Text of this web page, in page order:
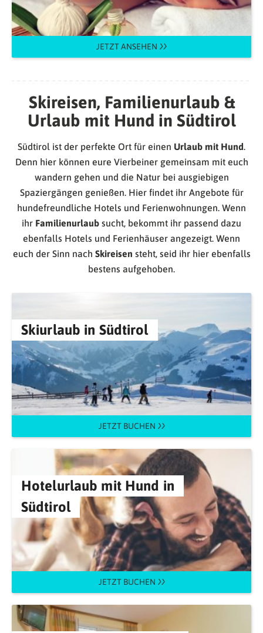
JETZT ANSEHEN
Skireisen, Familienurlaub &
Urlaub mit Hund in Südtirol
Südtirol ist der perfekte Ort für einen Urlaub mit Hund.
Denn hier können eure Vierbeiner gemeinsam mit euch
wandern gehen und die Natur bei ausgiebigen
Spaziergängen genießen. Hier findet ihr Angebote für
hundefreundliche Hotels und Ferienwohnungen. Wenn
ihr Familienurlaub sucht, bekommt ihr passend dazu
ebenfalls Hotels und Ferienhäuser angezeigt. Wenn
euch der Sinn nach Skireisen steht, seid ihr hier ebenfalls
bestens aufgehoben.
Skiurlaub in Südtirol
JETZT BUCHEN
Hotelurlaub mit Hund in
Südtirol
JETZT BUCHEN